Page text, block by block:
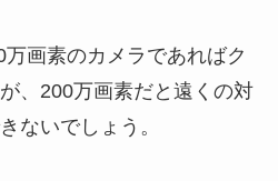
画素のカメラであればク
、200万画素だと遠くの対
ないでしょう。